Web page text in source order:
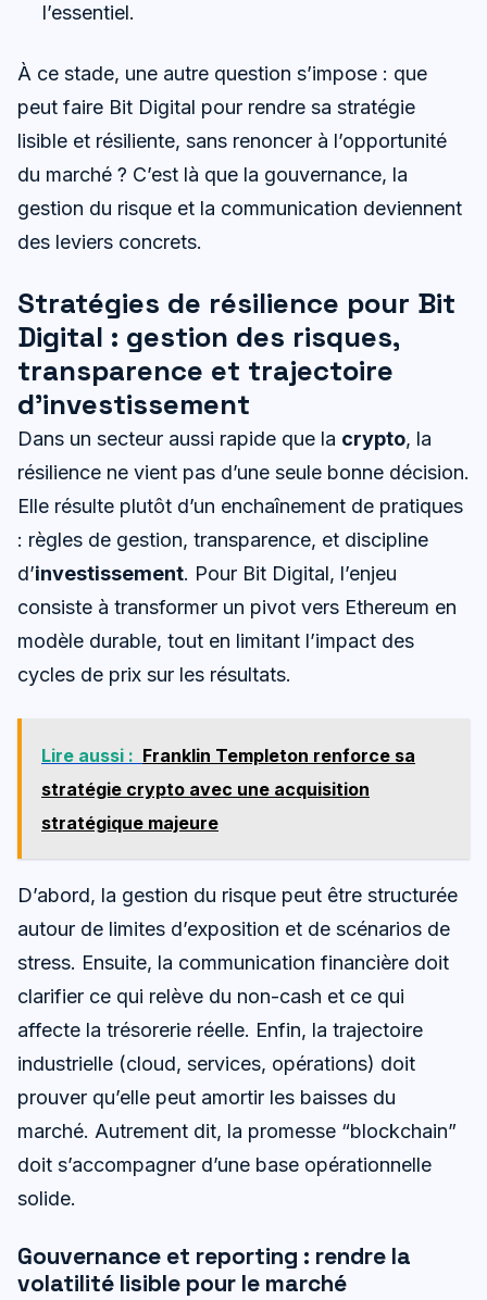
l’essentiel.
À ce stade, une autre question s’impose : que
peut faire Bit Digital pour rendre sa stratégie
lisible et résiliente, sans renoncer à l’opportunité
du marché ? C’est là que la gouvernance, la
gestion du risque et la communication deviennent
des leviers concrets.
Stratégies de résilience pour Bit
Digital : gestion des risques,
transparence et trajectoire
d’investissement
Dans un secteur aussi rapide que la crypto, la
résilience ne vient pas d’une seule bonne décision.
Elle résulte plutôt d’un enchaînement de pratiques
: règles de gestion, transparence, et discipline
d’investissement. Pour Bit Digital, l’enjeu
consiste à transformer un pivot vers Ethereum en
modèle durable, tout en limitant l’impact des
cycles de prix sur les résultats.
Lire aussi : Franklin Templeton renforce sa
stratégie crypto avec une acquisition
stratégique majeure
D’abord, la gestion du risque peut être structurée
autour de limites d’exposition et de scénarios de
stress. Ensuite, la communication financière doit
clarifier ce qui relève du non-cash et ce qui
affecte la trésorerie réelle. Enfin, la trajectoire
industrielle (cloud, services, opérations) doit
prouver qu’elle peut amortir les baisses du
marché. Autrement dit, la promesse “blockchain”
doit s’accompagner d’une base opérationnelle
solide.
Gouvernance et reporting : rendre la
volatilité lisible pour le marché